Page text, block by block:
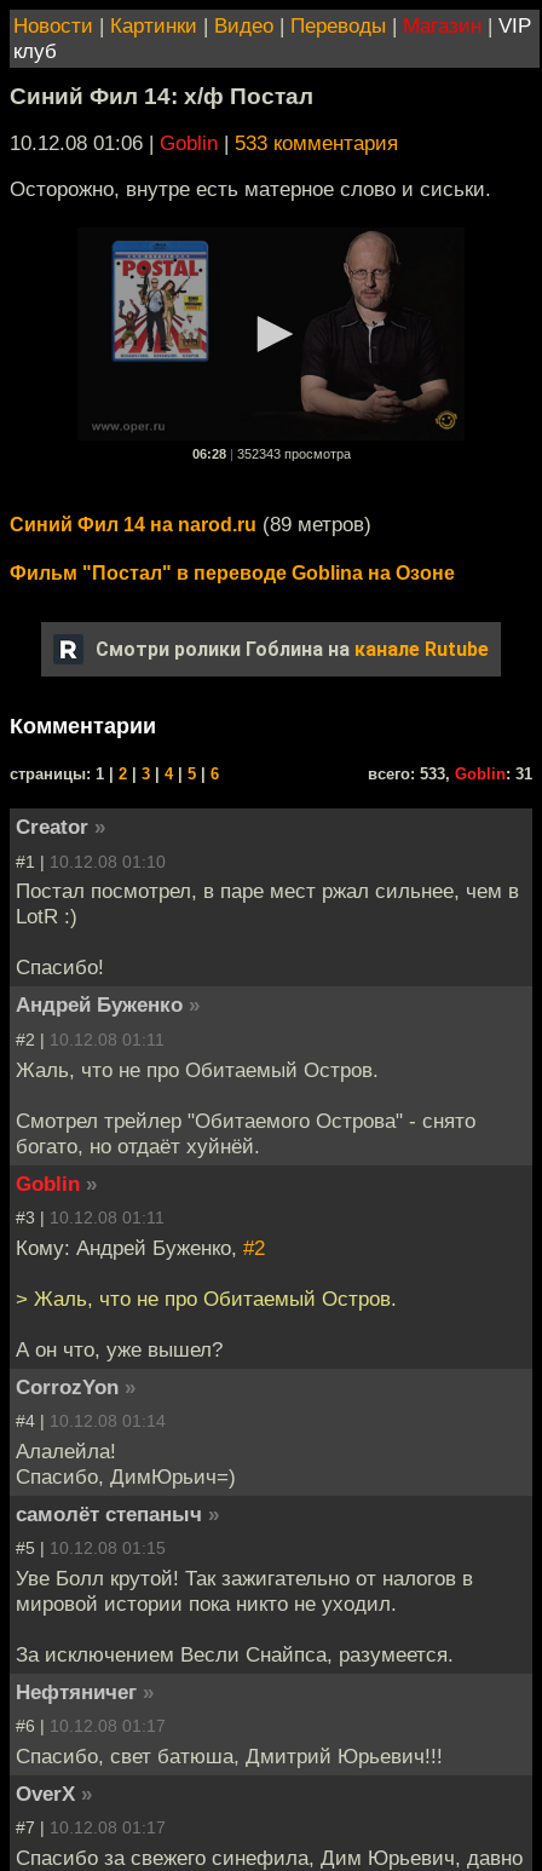
Новости | Картинки | Видео | Переводы | Магазин | VIP
клуб
Синий Фил 14: х/ф Постал
10.12.08 01:06 | Goblin | 533 комментария
Осторожно, внутре есть матерное слово и сиськи.
06:28 352343 просмотра
Синий Фил 14 на narod.ru (89 метров)
Фильм "Постал" в переводе Goblina на Озоне
Смотри ролики Гоблина на канале Rutube
Комментарии
cтраницы: 1 | 2 3 4| 5 6 всего: 533, Goblin: 31
Creator »
#1 | 10.12.08 01:10
Постал посмотрел, в паре мест ржал сильнее, чем в
LotR :)
Спасибо!
Андрей Буженко »
#2 | 10.12.08 01:11
Жаль, что не про Обитаемый Остров.
Смотрел трейлер "Обитаемого Острова" - снято
богато, но отдаёт хуйнёй.
Goblin »
#3 | 10.12.08 01:11
Кому: Андрей Буженко, #2
> Жаль, что не про Обитаемый Остров.
А он что, уже вышел?
CorrozYon »
#4 | 10.12.08 01:14
Алалейла!
Спасибо, ДимЮрьич=)
самолёт степаныч »
#5 | 10.12.08 01:15
Уве Болл крутой! Так зажигательно от налогов в
мировой истории пока никто не уходил.
За исключением Весли Снайпса, разумеется.
Нефтяничег »
#6 | 10.12.08 01:17
Спасибо, свет батюша, Дмитрий Юрьевич!!!
OverX »
#7 | 10.12.08 01:17
Спасибо за свежего синефила, Дим Юрьевич, давно